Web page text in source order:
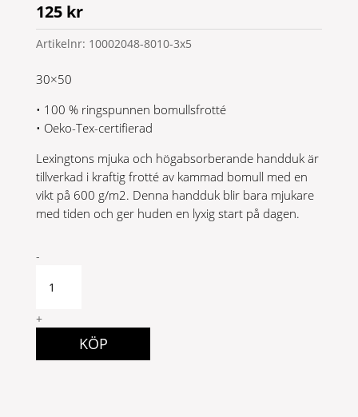
125 kr
Artikelnr: 10002048-8010-3x5
30×50
• 100 % ringspunnen bomullsfrotté
• Oeko-Tex-certifierad
Lexingtons mjuka och högabsorberande handduk är
tillverkad i kraftig frotté av kammad bomull med en
vikt på 600 g/m2. Denna handduk blir bara mjukare
med tiden och ger huden en lyxig start på dagen.
Original
Vintage
30x50
-
+
KÖP